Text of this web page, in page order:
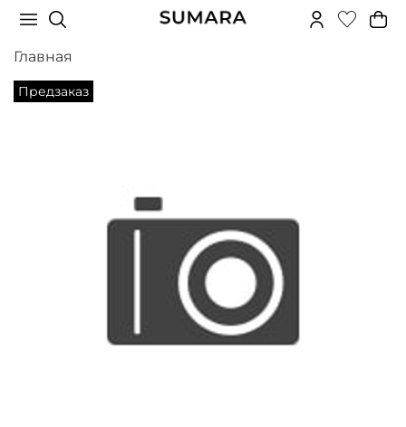
Главная
Предзаказ